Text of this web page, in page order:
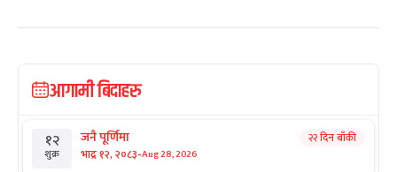
आगामी बिदाहरु
१२
शुक्र
जनै पूर्णिमा
भाद्र १२, २०८३-Aug 28, 2026
२२ दिन बाँकी